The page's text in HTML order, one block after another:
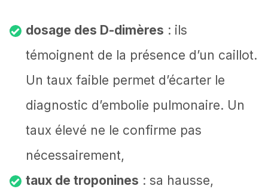
dosage des D-dimères : ils
témoignent de la présence d’un caillot.
Un taux faible permet d’écarter le
diagnostic d’embolie pulmonaire. Un
taux élevé ne le confirme pas
nécessairement,
taux de troponines : sa hausse,